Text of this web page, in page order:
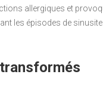
allergiques et
les épisodes de sinusite.